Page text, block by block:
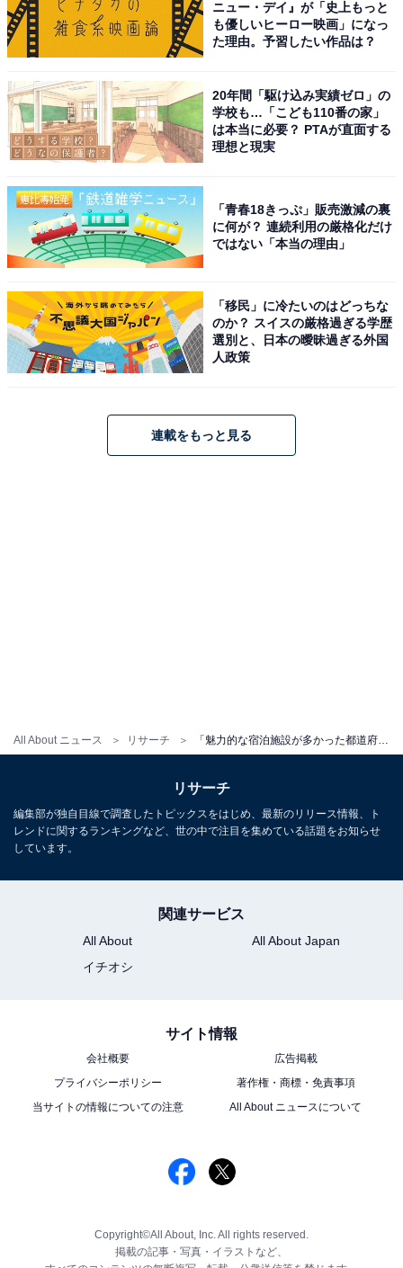
All About ニュース リサーチ
ニュー・デイ』が「史上もっと
も優しいヒーロー映画」になっ
た理由。予習したい作品は？
20年間「駆け込み実績ゼロ」の
学校も…「こども110番の家」
は本当に必要？ PTAが直面する
理想と現実
「青春18きっぷ」販売激減の裏
に何が？ 連続利用の厳格化だけ
ではない「本当の理由」
「移民」に冷たいのはどっちな
のか？ スイスの厳格過ぎる学歴
選別と、日本の曖昧過ぎる外国
人政策
連載をもっと見る
リサーチ
編集部が独自目線で調査したトピックスをはじめ、最新のリリース情報、ト
レンドに関するランキングなど、世の中で注目を集めている話題をお知らせ
しています。
関連サービス
All About
All About Japan
イチオシ
サイト情報
会社概要
広告掲載
プライバシーポリシー
著作権・商標・免責事項
当サイトの情報についての注意
All About ニュースについて
Copyright©All About, Inc. All rights reserved.
掲載の記事・写真・イラストなど、